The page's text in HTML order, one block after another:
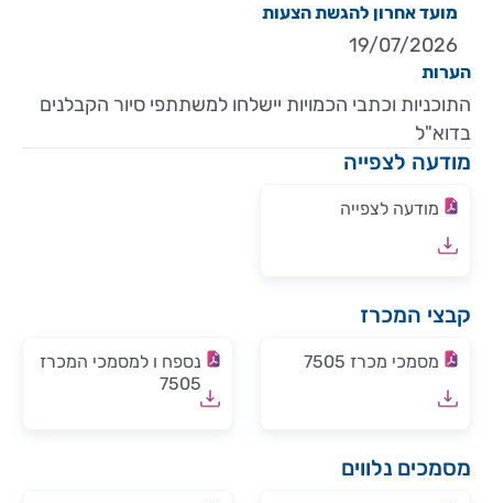
מועד אחרון להגשת הצעות
19/07/2026
הערות
התוכניות וכתבי הכמויות יישלחו למשתתפי סיור הקבלנים
בדוא"ל
מודעה לצפייה
מודעה לצפייה
קבצי המכרז
מסמכי מכרז 7505
נספח ו למסמכי המכרז
7505
מסמכים נלווים